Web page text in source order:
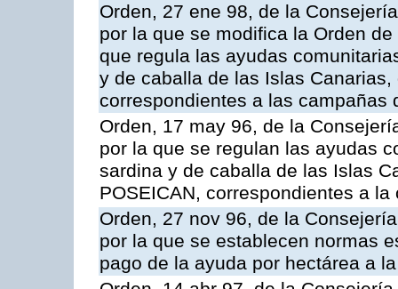
Orden, 27 ene 98, de la
por la que se modifica la Orden
que regula las ayudas
y de caballa de las Islas
correspondientes a las campañas
Orden, 17 may 96, de la
por la que se regulan las ayudas
sardina y de caballa de las Islas
POSEICAN, correspondientes a
Orden, 27 nov 96, de la
por la que se establecen normas
pago de la ayuda por hectárea a